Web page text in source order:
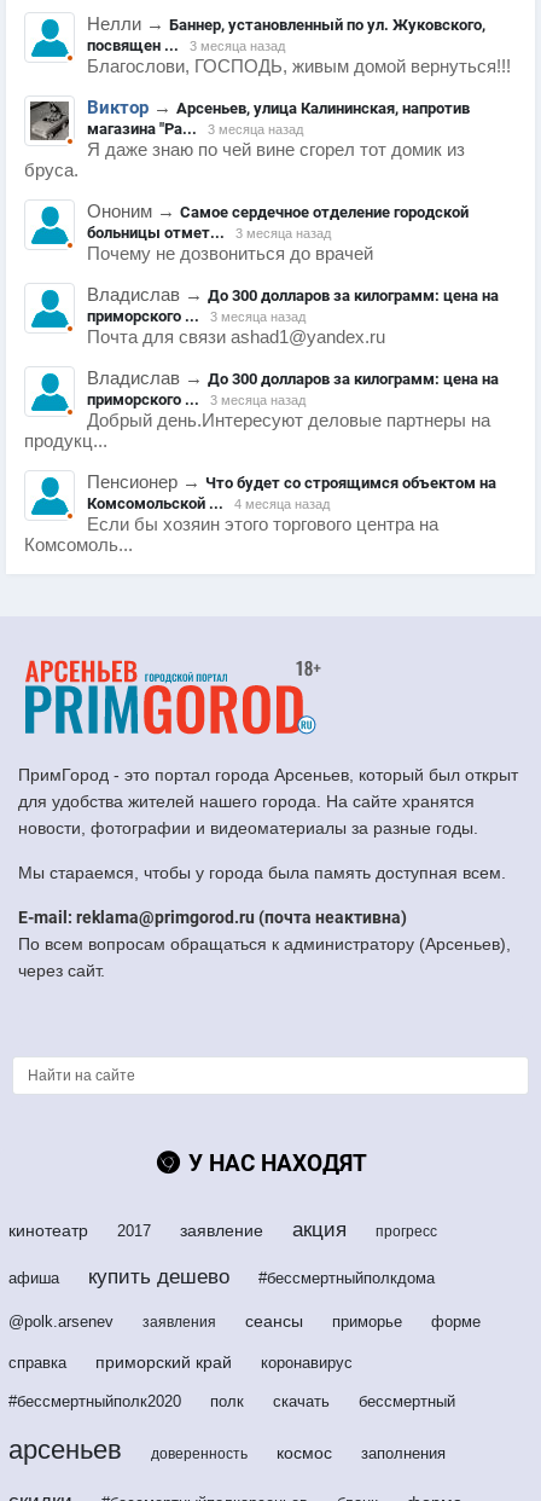
Нелли → Баннер, установленный по ул. Жуковского,
посвящен ...
3 месяца назад
Благослови, ГОСПОДЬ, живым домой вернуться!!!
Виктор → Арсеньев, улица Калининская, напротив
магазина "Ра...
3 месяца назад
Я даже знаю по чей вине сгорел тот домик из
бруса.
Ононим → Самое сердечное отделение городской
больницы отмет...
3 месяца назад
Почему не дозвониться до врачей
Владислав → До 300 долларов за килограмм: цена на
приморского ...
3 месяца назад
Почта для связи ashad1@yandex.ru
Владислав → До 300 долларов за килограмм: цена на
приморского ...
3 месяца назад
Добрый день.Интересуют деловые партнеры на
продукц...
Пенсионер → Что будет со строящимся объектом на
Комсомольской ...
4 месяца назад
Если бы хозяин этого торгового центра на
Комсомоль...
ПримГород - это портал города Арсеньев, который был открыт
для удобства жителей нашего города. На сайте хранятся
новости, фотографии и видеоматериалы за разные годы.
Мы стараемся, чтобы у города была память доступная всем.
E-mail: reklama@primgorod.ru (почта неактивна)
По всем вопросам обращаться к администратору (Арсеньев),
через сайт.
У НАС НАХОДЯТ
кинотеатр 2017 заявление акция прогресс
афиша купить дешево #бессмертныйполкдома
@polk.arsenev заявления сеансы приморье форме
справка приморский край коронавирус
#бессмертныйполк2020 полк скачать бессмертный
арсеньев доверенность космос заполнения